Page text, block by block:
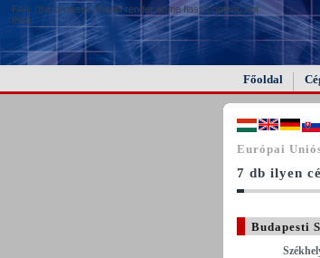
FAIL (the browser should render some flash content, not
this).
Főoldal
Európai
7 db ilyen
Budapesti